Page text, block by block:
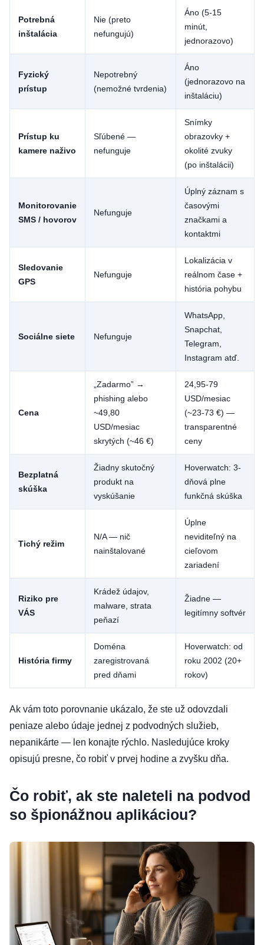
Potrebná
inštalácia
Nie (preto
nefungujú)
Áno (5-15
minút,
jednorazovo)
Fyzický
prístup
Nepotrebný
(nemožné tvrdenia)
Áno
(jednorazovo na
inštaláciu)
Prístup ku
kamere naživo
Sľúbené —
nefunguje
Snímky
obrazovky +
okolité zvuky
(po inštalácii)
Monitorovanie
SMS / hovorov
Nefunguje
Úplný záznam s
časovými
značkami a
kontaktmi
Sledovanie
GPS
Nefunguje
Lokalizácia v
reálnom čase +
história pohybu
Sociálne siete Nefunguje
WhatsApp,
Snapchat,
Telegram,
Instagram atď.
Cena
„Zadarmo” →
phishing alebo
~49,80
USD/mesiac
skrytých (~46 €)
24,95-79
USD/mesiac
(~23-73 €) —
transparentné
ceny
Bezplatná
skúška
Žiadny skutočný
produkt na
vyskúšanie
Hoverwatch: 3-
dňová plne
funkčná skúška
Tichý režim
N/A — nič
nainštalované
Úplne
neviditeľný na
cieľovom
zariadení
Riziko pre
VÁS
Krádež údajov,
malware, strata
peňazí
Žiadne —
legitímny softvér
História firmy
Doména
zaregistrovaná
pred dňami
Hoverwatch: od
roku 2002 (20+
rokov)
Ak vám toto porovnanie ukázalo, že ste už odovzdali
peniaze alebo údaje jednej z podvodných služieb,
nepanikárte — len konajte rýchlo. Nasledujúce kroky
opisujú presne, čo robiť v prvej hodine a zvyšku dňa.
Čo robiť, ak ste naleteli na podvod
so špionážnou aplikáciou?